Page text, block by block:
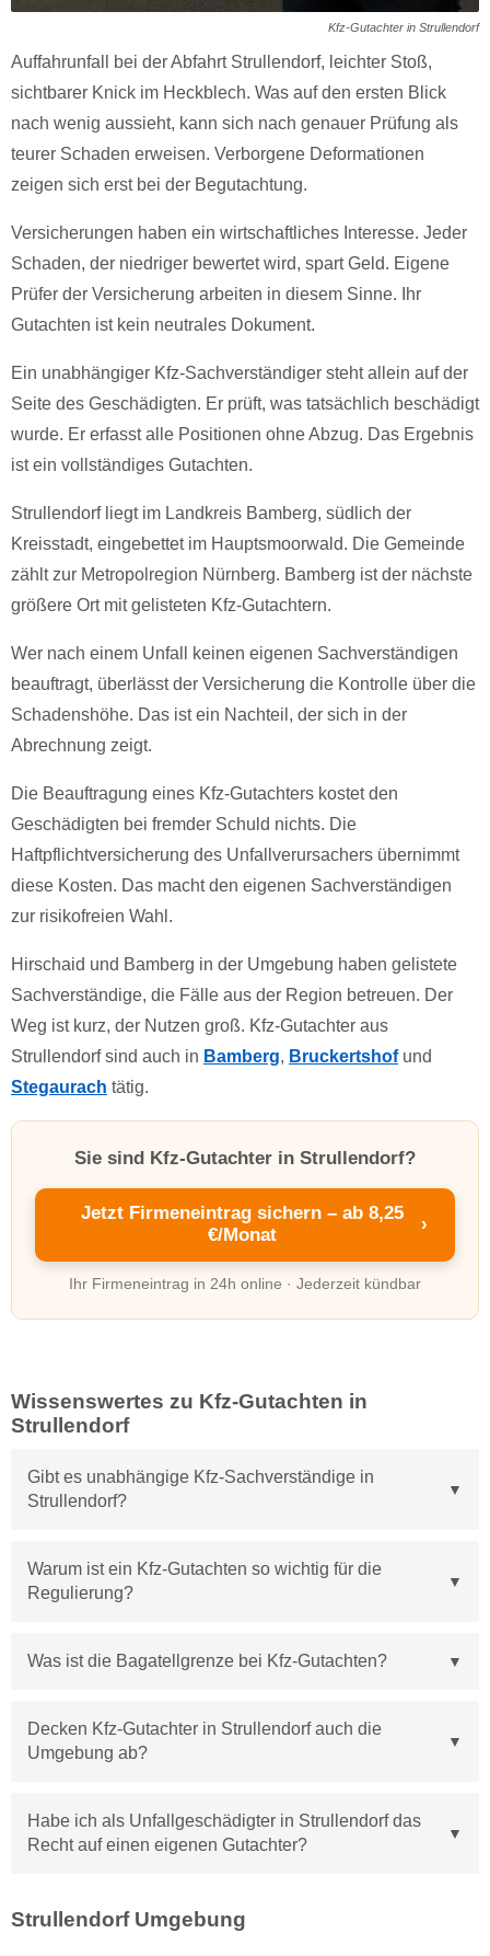
Kfz-Gutachter in Strullendorf
Auffahrunfall bei der Abfahrt Strullendorf, leichter Stoß,
sichtbarer Knick im Heckblech. Was auf den ersten Blick
nach wenig aussieht, kann sich nach genauer Prüfung als
teurer Schaden erweisen. Verborgene Deformationen
zeigen sich erst bei der Begutachtung.
Versicherungen haben ein wirtschaftliches Interesse. Jeder
Schaden, der niedriger bewertet wird, spart Geld. Eigene
Prüfer der Versicherung arbeiten in diesem Sinne. Ihr
Gutachten ist kein neutrales Dokument.
Ein unabhängiger Kfz-Sachverständiger steht allein auf der
Seite des Geschädigten. Er prüft, was tatsächlich beschädigt
wurde. Er erfasst alle Positionen ohne Abzug. Das Ergebnis
ist ein vollständiges Gutachten.
Strullendorf liegt im Landkreis Bamberg, südlich der
Kreisstadt, eingebettet im Hauptsmoorwald. Die Gemeinde
zählt zur Metropolregion Nürnberg. Bamberg ist der nächste
größere Ort mit gelisteten Kfz-Gutachtern.
Wer nach einem Unfall keinen eigenen Sachverständigen
beauftragt, überlässt der Versicherung die Kontrolle über die
Schadenshöhe. Das ist ein Nachteil, der sich in der
Abrechnung zeigt.
Die Beauftragung eines Kfz-Gutachters kostet den
Geschädigten bei fremder Schuld nichts. Die
Haftpflichtversicherung des Unfallverursachers übernimmt
diese Kosten. Das macht den eigenen Sachverständigen
zur risikofreien Wahl.
Hirschaid und Bamberg in der Umgebung haben gelistete
Sachverständige, die Fälle aus der Region betreuen. Der
Weg ist kurz, der Nutzen groß. Kfz-Gutachter aus
Strullendorf sind auch in Bamberg, Bruckertshofund
Stegaurach tätig.
Sie sind Kfz-Gutachter in Strullendorf?
Jetzt Firmeneintrag sichern – ab 8,25
€/Monat
›
Ihr Firmeneintrag in 24h online · Jederzeit kündbar
Wissenswertes zu Kfz-Gutachten in
Strullendorf
Gibt es unabhängige Kfz-Sachverständige in
Strullendorf?
Warum ist ein Kfz-Gutachten so wichtig für die
Regulierung?
Was ist die Bagatellgrenze bei Kfz-Gutachten?
Decken Kfz-Gutachter in Strullendorf auch die
Umgebung ab?
Habe ich als Unfallgeschädigter in Strullendorf das
Recht auf einen eigenen Gutachter?
Strullendorf Umgebung